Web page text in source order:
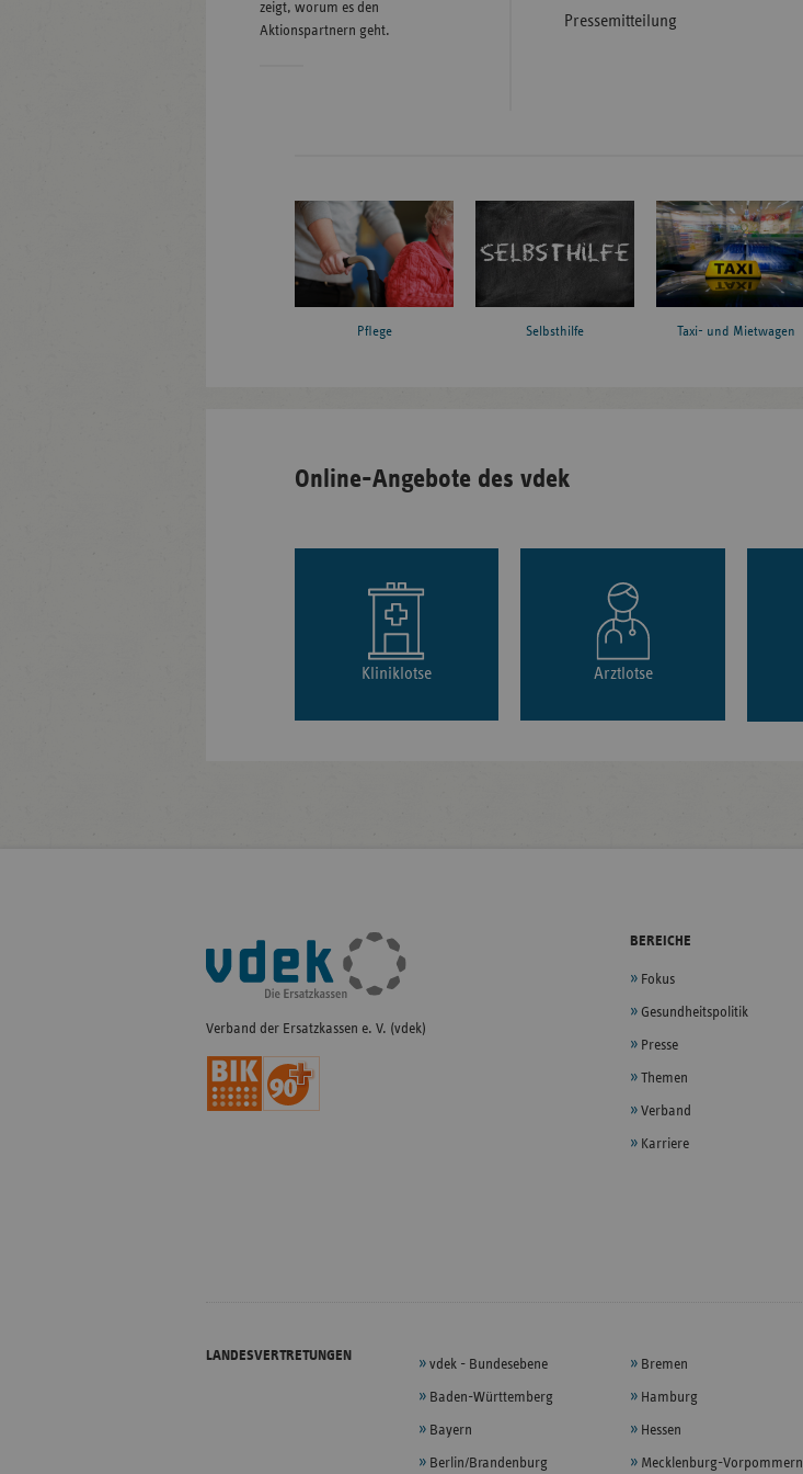
Pressemitteilung
zeigt, worum es den
Aktionspartnern geht.
Pflege Selbsthilfe Taxi- und Mietwagen
Online-Angebote des vdek
Kliniklotse Arztlotse
Fußleisten-
Navigation
Verband der Ersatzkassen e. V. (vdek)
BEREICHE
Fokus
Gesundheitspolitik
Presse
Themen
Verband
Karriere
LANDESVERTRETUNGEN
vdek - Bundesebene
Baden-Württemberg
Bayern
Berlin/Brandenburg
Bremen
Hamburg
Hessen
Mecklenburg-Vorpommern